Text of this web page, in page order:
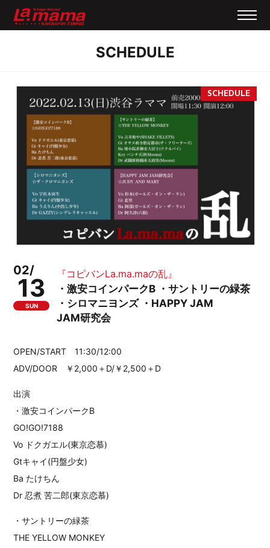
SCHEDULE
02/
13
SUN
『コピバンLa.ma.maの乱』
・激安コインパークB ・サントリーの緑茶
・シロマニヨンズ ・HAPPY JAM
JAM研究会
OPEN/START 11:30/12:00
ADV/DOOR ￥2,000＋D/￥2,500＋D
出演
・激安コインパークB
GO!GO!7188
Vo ドクガエル(東京恋慕)
Gtキャイ(円盤少女)
Ba たけちん
Dr 忍煮 苦二郎(東京恋慕)
・サントリーの緑茶
THE YELLOW MONKEY